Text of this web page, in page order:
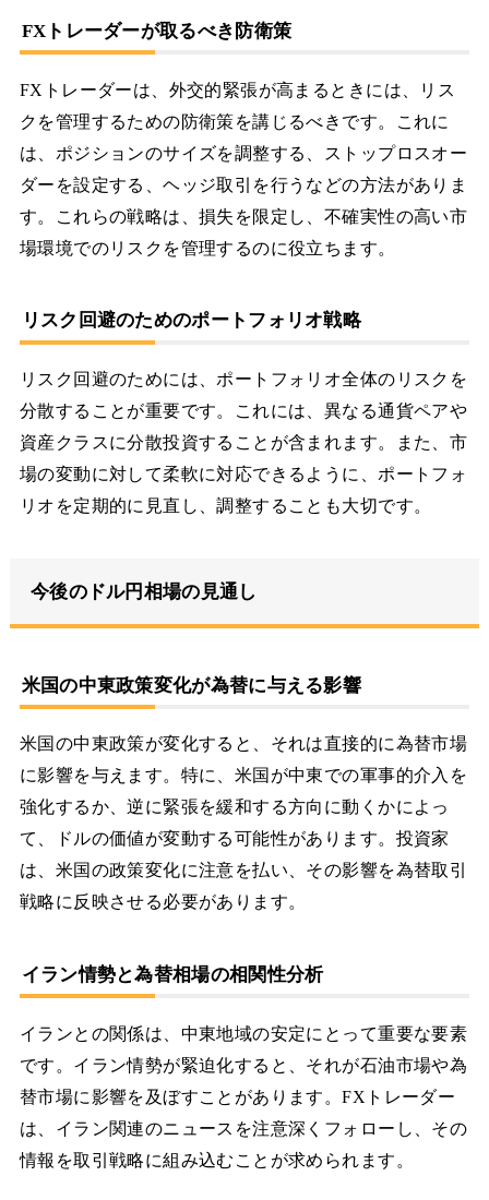
FXトレーダーが取るべき防衛策
FXトレーダーは、外交的緊張が高まるときには、リス
クを管理するための防衛策を講じるべきです。これに
は、ポジションのサイズを調整する、ストップロスオー
ダーを設定する、ヘッジ取引を行うなどの方法がありま
す。これらの戦略は、損失を限定し、不確実性の高い市
場環境でのリスクを管理するのに役立ちます。
リスク回避のためのポートフォリオ戦略
リスク回避のためには、ポートフォリオ全体のリスクを
分散することが重要です。これには、異なる通貨ペアや
資産クラスに分散投資することが含まれます。また、市
場の変動に対して柔軟に対応できるように、ポートフォ
リオを定期的に見直し、調整することも大切です。
今後のドル円相場の見通し
米国の中東政策変化が為替に与える影響
米国の中東政策が変化すると、それは直接的に為替市場
に影響を与えます。特に、米国が中東での軍事的介入を
強化するか、逆に緊張を緩和する方向に動くかによっ
て、ドルの価値が変動する可能性があります。投資家
は、米国の政策変化に注意を払い、その影響を為替取引
戦略に反映させる必要があります。
イラン情勢と為替相場の相関性分析
イランとの関係は、中東地域の安定にとって重要な要素
です。イラン情勢が緊迫化すると、それが石油市場や為
替市場に影響を及ぼすことがあります。FXトレーダー
は、イラン関連のニュースを注意深くフォローし、その
情報を取引戦略に組み込むことが求められます。